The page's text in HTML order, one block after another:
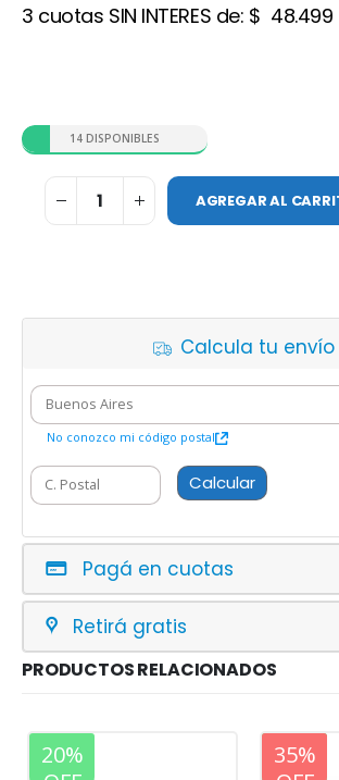
3 cuotas SIN INTERES de: $ 48.499
14 DISPONIBLES
AGREGAR AL
Calcula tu envío
No conozco mi código postal
Calcular
Pagá en cuotas
Retirá gratis
PRODUCTOS RELACIONADOS
20%
20%
35%